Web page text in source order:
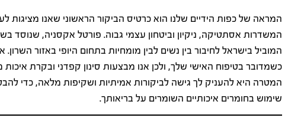
המראה של כפות הידיים שלנו הוא כרטיס הביקור הראשוני שאנו מציגות
המוביל בישראל לחיבור בין נשים לבין מומחיות בתחום היופי באזור
כשמדובר בטיפוח האישי שלך, ולכן אנו מבצעות סינון קפדני ובקרת
המטרה היא להעניק לך גישה לביקורות אמיתיות ושקיפות מלאה, כדי
שימוש בחומרים איכותיים השומרים על בריאותך.